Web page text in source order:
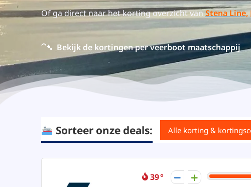
Of ga direct naar het korting overzicht van Stena Line,
⁀➴ Bekijk de kortingen per veerboot maatschappij
Sorteer onze deals: Alle korting &
39